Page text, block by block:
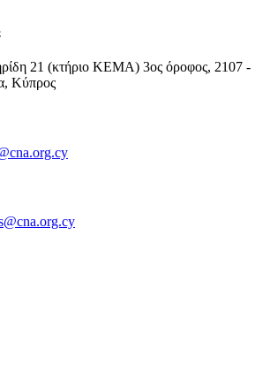
21 (κτήριο ΚΕΜΑ) 3ος όροφος, 2107 -
Κύπρος